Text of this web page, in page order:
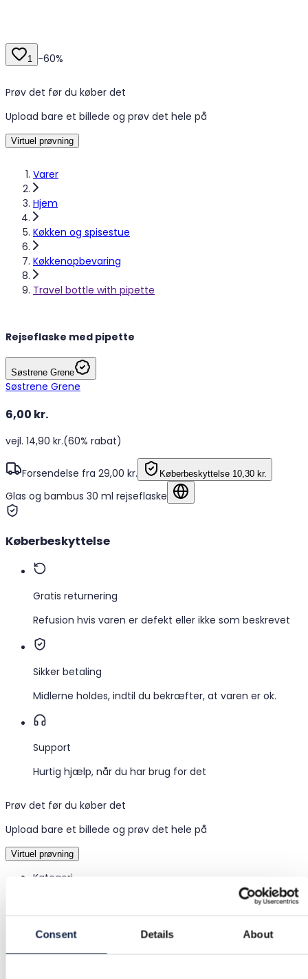
Consent Details About
Varer
Hjem
Køkken og spisestue
Køkkenopbevaring
Travel bottle with pipette
1 -60%
Prøv det før du køber det
Upload bare et billede og prøv det hele på
Virtuel prøvning
Rejseflaske med pipette
Søstrene Grene
Søstrene Grene
Glas og bambus 30 ml rejseflaske
6,00 kr.
vejl. 14,90 kr.(60% rabat)
Forsendelse fra 29,00 kr. Køberbeskyttelse 10,30 kr.
Køberbeskyttelse
Gratis returnering
Refusion hvis varen er defekt eller ikke som beskrevet
Sikker betaling
Midlerne holdes, indtil du bekræfter, at varen er ok.
Support
Hurtig hjælp, når du har brug for det
Prøv det før du køber det
Upload bare et billede og prøv det hele på
Virtuel prøvning
Kategori
Køkkenopbevaring
Søstrene Grene